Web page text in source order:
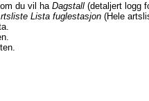
du vil ha Dagstall (detaljert logg
Lista fuglestasjon (Hele